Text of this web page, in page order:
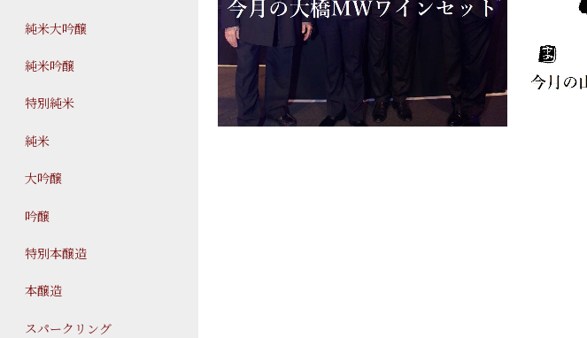
純米大吟醸
純米吟醸
特別純米
純米
大吟醸
吟醸
特別本醸造
本醸造
スパークリング